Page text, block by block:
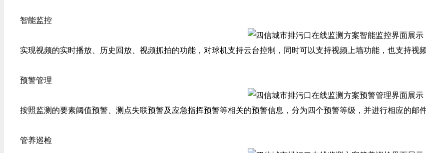
智能监控
实现视频的实时播放、历史回放、视频抓拍的功能，对球机支持云台控制，同时可以支持视频上墙功能，也支持视频
预警管理
按照监测的要素阈值预警、测点失联预警及应急指挥预警等相关的预警信息，分为四个预警等级，并进行相应的邮
管养巡检